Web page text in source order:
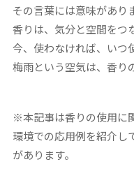
その言葉には意味があり
香りは、気分と空間をつ
今、使わなければ、いつ
梅雨という空気は、香り
※本記事は香りの使用に
環境での応用例を紹介し
があります。